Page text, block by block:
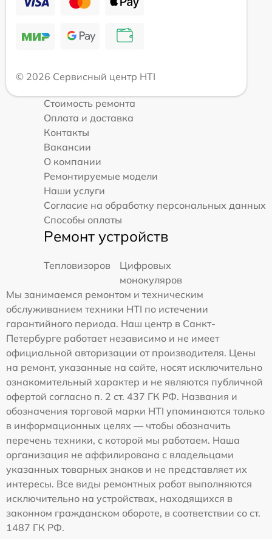
© 2026 Сервисный центр HTI
Стоимость ремонта
Оплата и доставка
Контакты
Вакансии
О компании
Ремонтируемые модели
Наши услуги
Согласие на обработку персональных данных
Способы оплаты
Ремонт устройств
Тепловизоров
Цифровых
монокуляров
Мы занимаемся ремонтом и техническим
обслуживанием техники HTI по истечении
гарантийного периода. Наш центр в Санкт-
Петербурге работает независимо и не имеет
официальной авторизации от производителя. Цены
на ремонт, указанные на сайте, носят исключительно
ознакомительный характер и не являются публичной
офертой согласно п. 2 ст. 437 ГК РФ. Названия и
обозначения торговой марки HTI упоминаются только
в информационных целях — чтобы обозначить
перечень техники, с которой мы работаем. Наша
организация не аффилирована с владельцами
указанных товарных знаков и не представляет их
интересы. Все виды ремонтных работ выполняются
исключительно на устройствах, находящихся в
законном гражданском обороте, в соответствии со ст.
1487 ГК РФ.